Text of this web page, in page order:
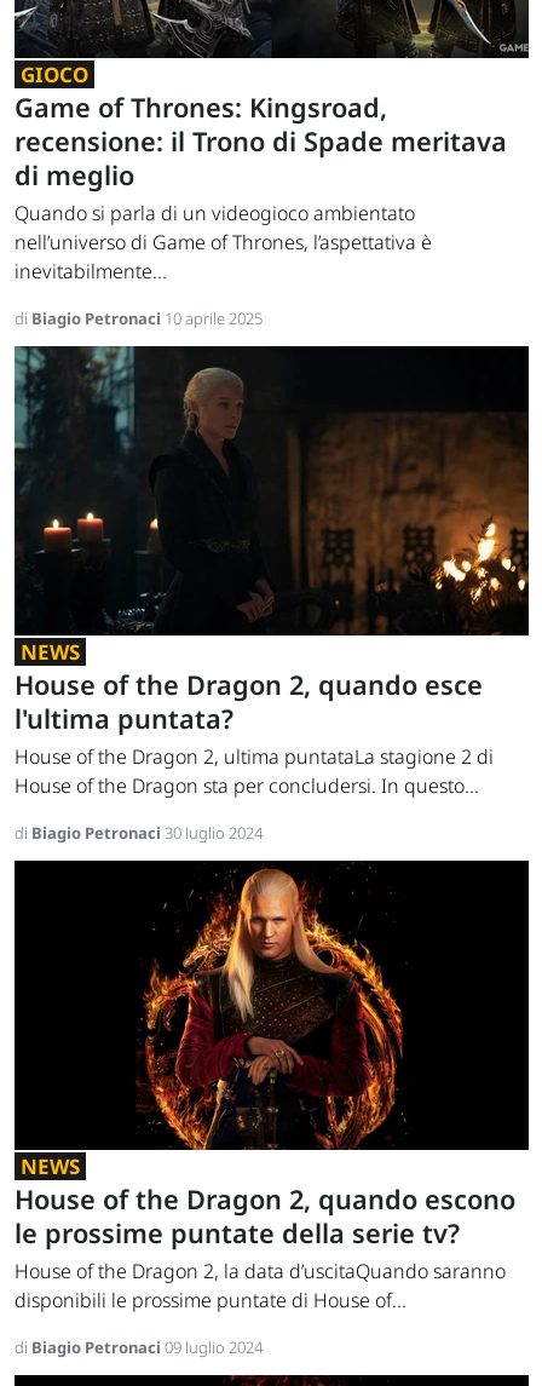
GIOCO
Game of Thrones: Kingsroad,
recensione: il Trono di Spade meritava
di meglio
Quando si parla di un videogioco ambientato
nell’universo di Game of Thrones, l’aspettativa è
inevitabilmente...
di Biagio Petronaci 10 aprile 2025
NEWS
House of the Dragon 2, quando esce
l'ultima puntata?
House of the Dragon 2, ultima puntataLa stagione 2 di
House of the Dragon sta per concludersi. In questo...
di Biagio Petronaci 30 luglio 2024
NEWS
House of the Dragon 2, quando escono
le prossime puntate della serie tv?
House of the Dragon 2, la data d’uscitaQuando saranno
disponibili le prossime puntate di House of...
di Biagio Petronaci 09 luglio 2024